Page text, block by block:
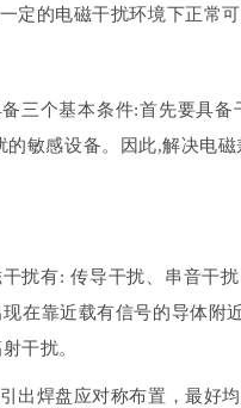
定的电磁干扰环境下正常
三个基本条件:首先要具
敏感设备。因此,解决电
扰有: 传导干扰、串音干
在靠近载有信号的导体
干扰。
出焊盘应对称布置，最好